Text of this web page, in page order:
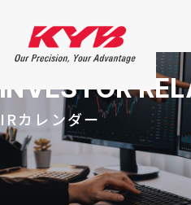
INVESTOR
IRカレンダー